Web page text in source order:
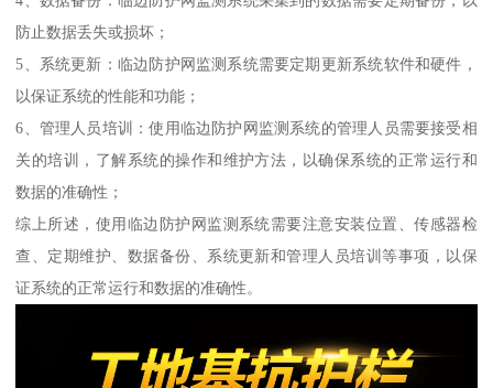
防止数据丢失或损坏；
5、系统更新：临边防护网监测系统需要定期更新系统软件和硬件，
以保证系统的性能和功能；
6、管理人员培训：使用临边防护网监测系统的管理人员需要接受相
关的培训，了解系统的操作和维护方法，以确保系统的正常运行和
数据的准确性；
综上所述，使用临边防护网监测系统需要注意安装位置、传感器检
查、定期维护、数据备份、系统更新和管理人员培训等事项，以保
证系统的正常运行和数据的准确性。